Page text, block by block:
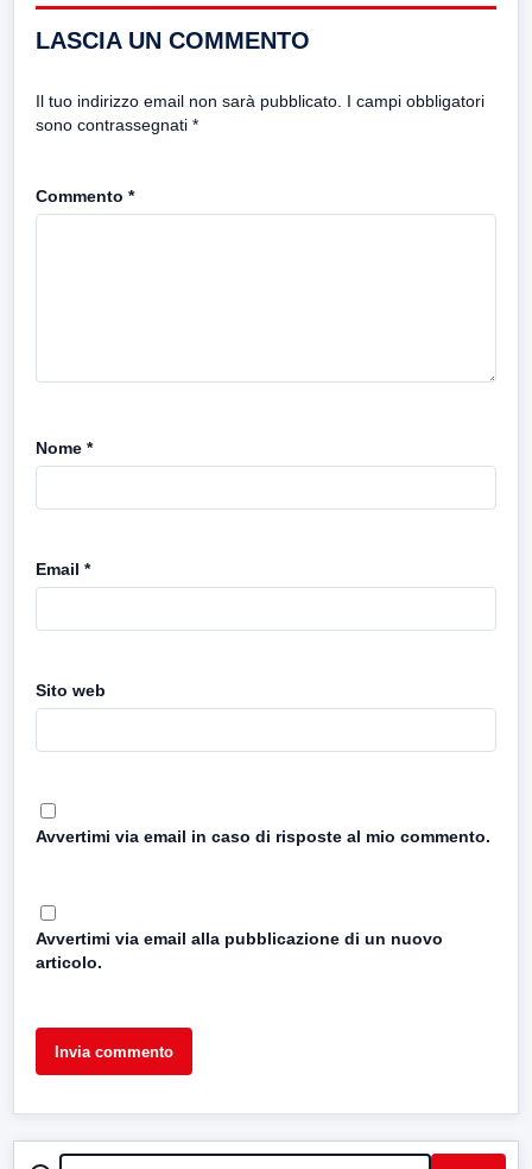
LASCIA UN COMMENTO
Il tuo indirizzo email non sarà pubblicato. I campi obbligatori
sono contrassegnati *
Commento *
Nome *
Email *
Sito web
Avvertimi via email in caso di risposte al mio commento.
Avvertimi via email alla pubblicazione di un nuovo
articolo.